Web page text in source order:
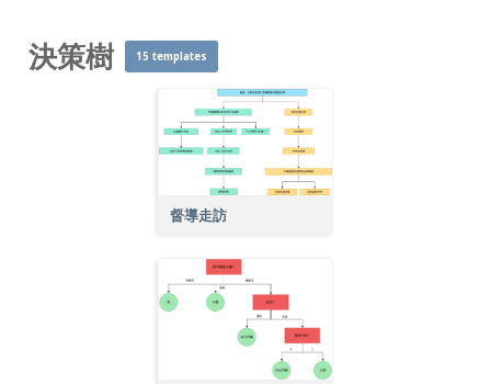
決策樹 15 templates
督導走訪